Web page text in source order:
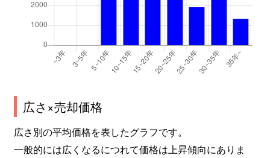
広さ×売却価格
広さ別の平均価格を表したグラフです。
一般的には広くなるにつれて価格は上昇傾向にありま